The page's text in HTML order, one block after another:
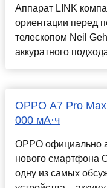
Аппарат LINK
ориентации перед
телескопом Neil
аккуратного
OPPO A7 Pro
000 мА·ч
OPPO официально
нового смартфона
одну из самых